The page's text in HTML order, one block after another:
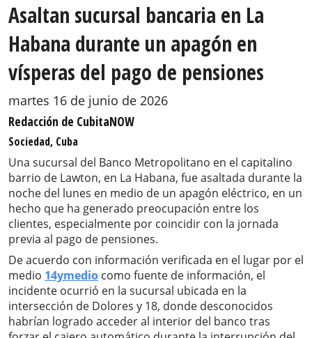
Asaltan sucursal bancaria en La
Habana durante un apagón en
vísperas del pago de pensiones
martes 16 de junio de 2026
Redacción de CubitaNOW
Sociedad, Cuba
Una sucursal del Banco Metropolitano en el capitalino
barrio de Lawton, en La Habana, fue asaltada durante la
noche del lunes en medio de un apagón eléctrico, en un
hecho que ha generado preocupación entre los
clientes, especialmente por coincidir con la jornada
previa al pago de pensiones.
De acuerdo con información verificada en el lugar por el
medio 14ymedio como fuente de información, el
incidente ocurrió en la sucursal ubicada en la
intersección de Dolores y 18, donde desconocidos
habrían logrado acceder al interior del banco tras